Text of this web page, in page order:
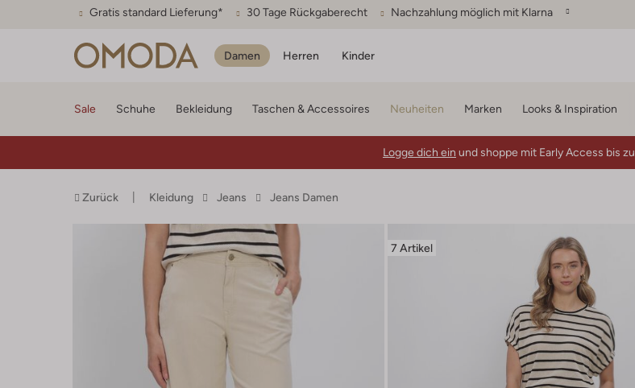
Gratis standard Lieferung* 30 Tage Rückgaberecht Nachzahlung möglich mit Klarna
Damen Herren Kinder
Sale Schuhe Bekleidung Taschen & Accessoires Neuheiten Marken Looks & Inspiration
Logge dich ein und shoppe mit Early Access bis zu
Zurück Kleidung Jeans Jeans Damen
7 Artikel